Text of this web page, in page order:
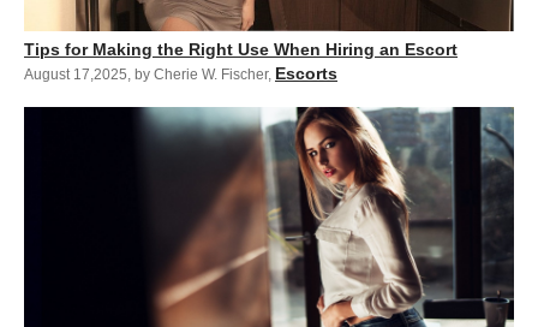
Tips for Making the Right Use When Hiring an Escort
August 17,2025, by Cherie W. Fischer, Escorts